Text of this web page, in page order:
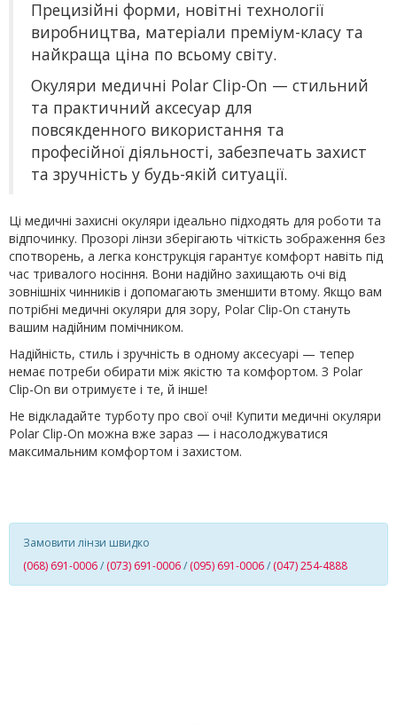
Прецизійні форми, новітні технології
виробництва, матеріали преміум-класу та
найкраща ціна по всьому світу.
Окуляри медичні Polar Clip-On — стильний
та практичний аксесуар для
повсякденного використання та
професійної діяльності, забезпечать захист
та зручність у будь-якій ситуації.
Ці медичні захисні окуляри ідеально підходять для роботи та
відпочинку. Прозорі лінзи зберігають чіткість зображення без
спотворень, а легка конструкція гарантує комфорт навіть під
час тривалого носіння. Вони надійно захищають очі від
зовнішніх чинників і допомагають зменшити втому. Якщо вам
потрібні медичні окуляри для зору, Polar Clip-On стануть
вашим надійним помічником.
Надійність, стиль і зручність в одному аксесуарі — тепер
немає потреби обирати між якістю та комфортом. З Polar
Clip-On ви отримуєте і те, й інше!
Не відкладайте турботу про свої очі! Купити медичні окуляри
Polar Clip-On можна вже зараз — і насолоджуватися
максимальним комфортом і захистом.
Замовити лінзи швидко
(068) 691-0006/ (073) 691-0006/ (095) 691-0006/ (047) 254-4888